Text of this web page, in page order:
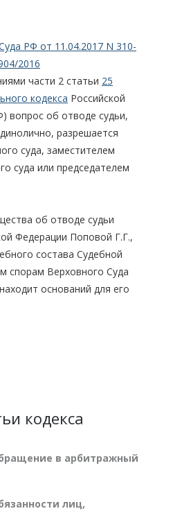
РФ от 11.04.2017 N 310-
2016
части 2 статьи 25
кодекса Российской
вопрос об отводе судьи,
разрешается
суда, заместителем
суда или председателем
об отводе судьи
Федерации Поповой Г.Г.,
состава Судебной
спорам Верховного Суда
оснований для его
кодекса
в арбитражный
лиц,